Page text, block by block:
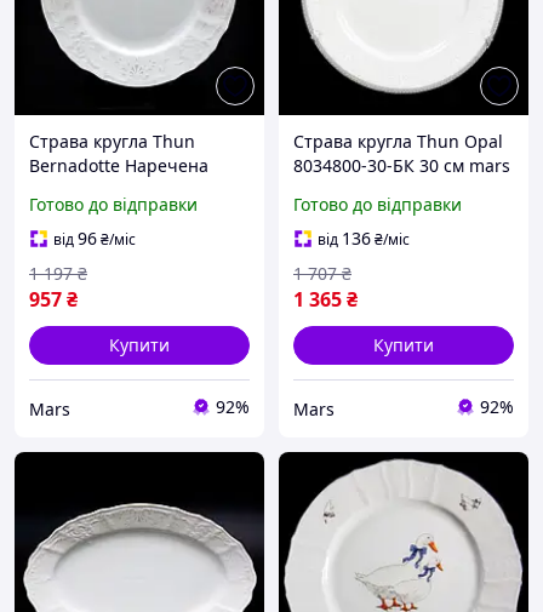
Страва кругла Thun
Bernadotte Наречена
Готово до відправки
від96₴/міс
957₴
1 197 ₴
Купити
Mars 92%
Страва кругла Thun Opal
8034800-30-БК 30 см mars
Готово до відправки
від 136₴/міс
1 365₴
1 707 ₴
Купити
Mars 92%